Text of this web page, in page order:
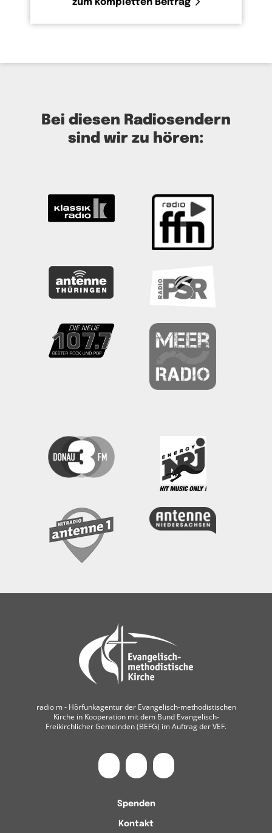
zum kompletten Beitrag
Bei diesen Radiosendern
sind wir zu hören:
radio m ‐ Hörfunkagentur der Evangelisch-methodistischen
Kirche in Kooperation mit dem Bund Evangelisch-
Freikirchlicher Gemeinden (BEFG) im Auftrag der VEF.
Spenden
Kontakt